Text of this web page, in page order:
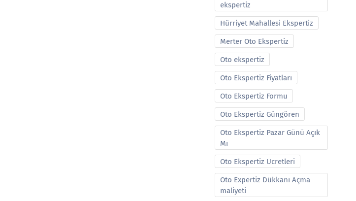
ekspertiz
Hürriyet Mahallesi Ekspertiz
Merter Oto Ekspertiz
Oto ekspertiz
Oto Ekspertiz Fiyatları
Oto Ekspertiz Formu
Oto Ekspertiz Güngören
Oto Ekspertiz Pazar Günü Açık
Mı
Oto Ekspertiz Ucretleri
Oto Expertiz Dükkanı Açma
maliyeti